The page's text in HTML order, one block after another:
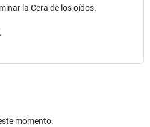
la Cera de los oídos.
momento.